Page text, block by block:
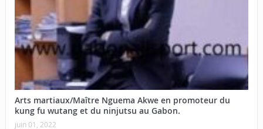
Arts martiaux/Maître Nguema Akwe en promoteur du
kung fu wutang et du ninjutsu au Gabon.
juin 01, 2022